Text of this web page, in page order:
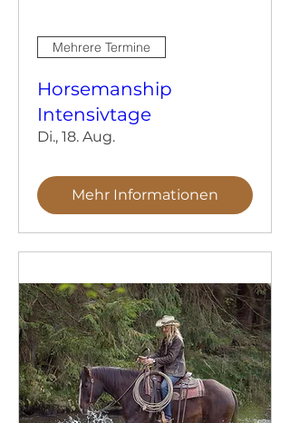
Mehrere Termine
Horsemanship
Intensivtage
Di., 18. Aug.
Mehr Informationen